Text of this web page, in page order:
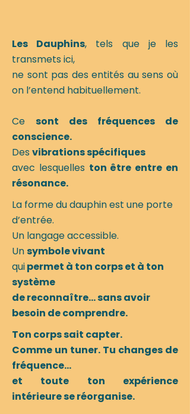
Les Dauphins, tels que je les
transmets ici,
ne sont pas des entités au sens où
on l’entend habituellement.
Ce sont des fréquences de
conscience.
Desvibrations spécifiques
avec lesquelles ton être entre en
résonance.
La forme du dauphin est une porte
d’entrée.
Un langage accessible.
Unsymbole vivant
quipermet à ton corps et à ton
système
de reconnaître… sans avoir
besoin de comprendre.
Ton corps sait capter.
Comme un tuner. Tu changes de
fréquence…
et toute ton expérience
intérieure se réorganise.